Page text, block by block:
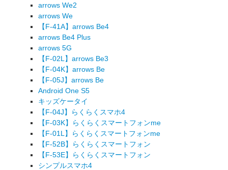
arrows We2
arrows We
【F-41A】arrows Be4
arrows Be4 Plus
arrows 5G
【F-02L】arrows Be3
【F-04K】arrows Be
【F-05J】arrows Be
Android One S5
キッズケータイ
【F-04J】らくらくスマホ4
【F-03K】らくらくスマートフォンme
【F-01L】らくらくスマートフォンme
【F-52B】らくらくスマートフォン
【F-53E】らくらくスマートフォン
シンプルスマホ4